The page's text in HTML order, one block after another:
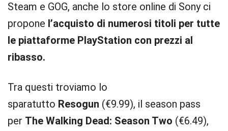
Steam e GOG, anche lo store online di Sony ci
propone l’acquisto di numerosi titoli per tutte
le piattaforme PlayStation con prezzi al
ribasso.
Tra questi troviamo lo
sparatutto Resogun (€9.99), il season pass
per The Walking Dead: Season Two (€6.49),